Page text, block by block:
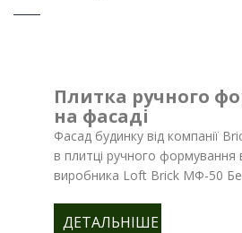
Плитка ручного
на фасаді
Фасад будинку від компанії
в плитці ручного формування
виробника Loft Brick МФ-50
ДЕТАЛЬНІШЕ